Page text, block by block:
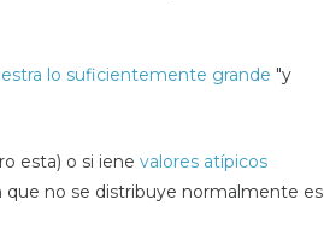
lo suficientemente grande "y
esta) o si iene valores atípicos
que no se distribuye normalmente es